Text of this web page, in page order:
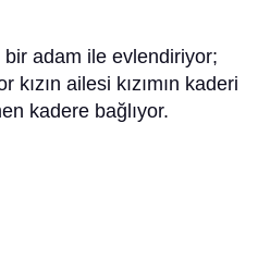
bir adam ile evlendiriyor;
kızın ailesi kızımın kaderi
kadere bağlıyor.